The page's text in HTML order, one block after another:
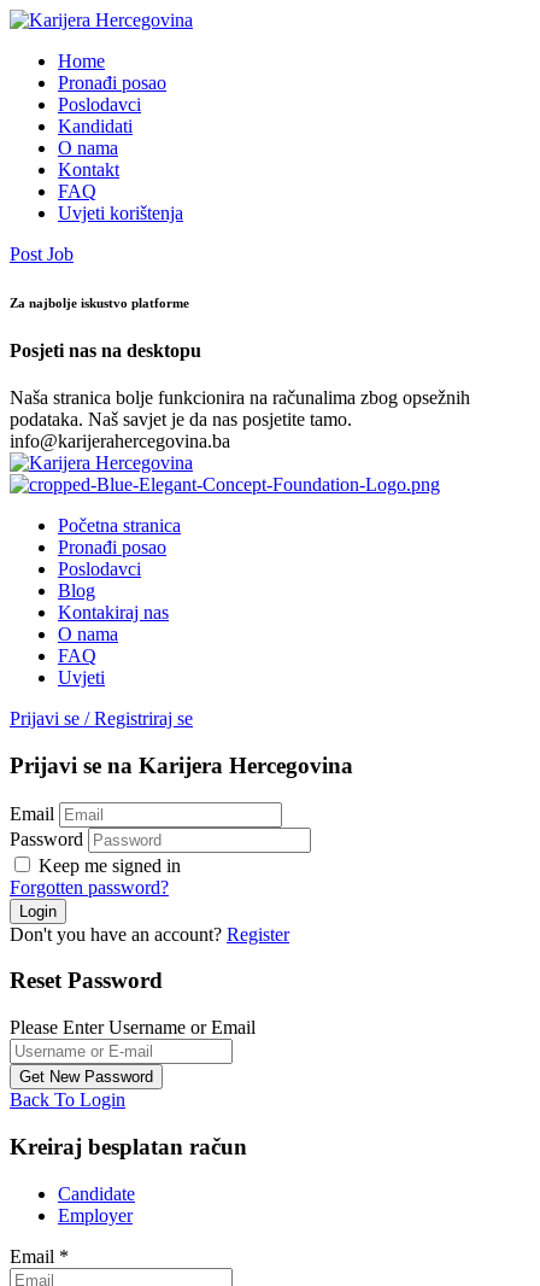
Home
Pronađi posao
Poslodavci
Kandidati
O nama
Kontakt
FAQ
Uvjeti korištenja
Post Job
Za najbolje iskustvo platforme
Posjeti nas na desktopu
Naša stranica bolje funkcionira na računalima zbog opsežnih
podataka. Naš savjet je da nas posjetite tamo.
info@karijerahercegovina.ba
Početna stranica
Pronađi posao
Poslodavci
Blog
Kontakiraj nas
O nama
FAQ
Uvjeti
Prijavi se / Registriraj se
Prijavi se na Karijera Hercegovina
Email
Password
Keep me signed in
Forgotten password?
Don't you have an account? Register
Reset Password
Please Enter Username or Email
Back To Login
Kreiraj besplatan račun
Candidate
Employer
Email *